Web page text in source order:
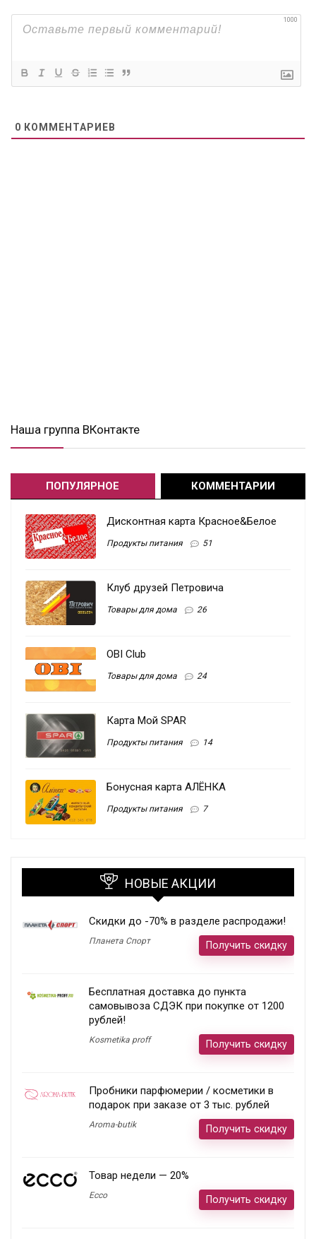
1000
0 КОММЕНТАРИЕВ
Наша группа ВКонтакте
ПОПУЛЯРНОЕ КОММЕНТАРИИ
Дисконтная карта Красное&Белое
Продукты питания 51
Клуб друзей Петровича
Товары для дома 26
OBI Club
Товары для дома 24
Карта Мой SPAR
Продукты питания 14
Бонусная карта АЛЁНКА
Продукты питания 7
НОВЫЕ АКЦИИ
Скидки до -70% в разделе распродажи!
Планета Спорт Получить скидку
Бесплатная доставка до пункта
самовывоза СДЭК при покупке от 1200
рублей!
Kosmetika proff Получить скидку
Пробники парфюмерии / косметики в
подарок при заказе от 3 тыс. рублей
Aroma-butik Получить скидку
Товар недели — 20%
Ecco Получить скидку